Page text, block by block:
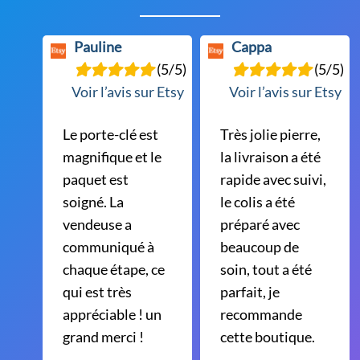
la
page
du
Pauline
(5/5)
Voir l’avis sur Etsy
Le porte-clé est
magnifique et le
paquet est
soigné. La
vendeuse a
communiqué à
chaque étape, ce
qui est très
appréciable ! un
grand merci !
Cappa
(5/5)
Voir l’avis sur Etsy
Très jolie pierre,
la livraison a été
rapide avec suivi,
le colis a été
préparé avec
beaucoup de
soin, tout a été
parfait, je
recommande
cette boutique.